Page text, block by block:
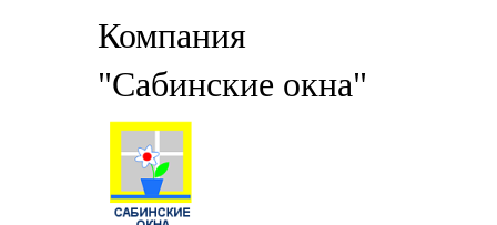
Компания
"Сабинские окна"